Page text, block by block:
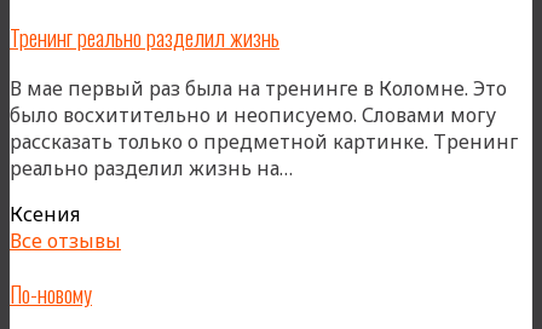
Тренинг реально разделил жизнь
В мае первый раз была на тренинге в Коломне. Это
было восхитительно и неописуемо. Словами могу
рассказать только о предметной картинке. Тренинг
реально разделил жизнь на…
Ксения
Все отзывы
По-новому